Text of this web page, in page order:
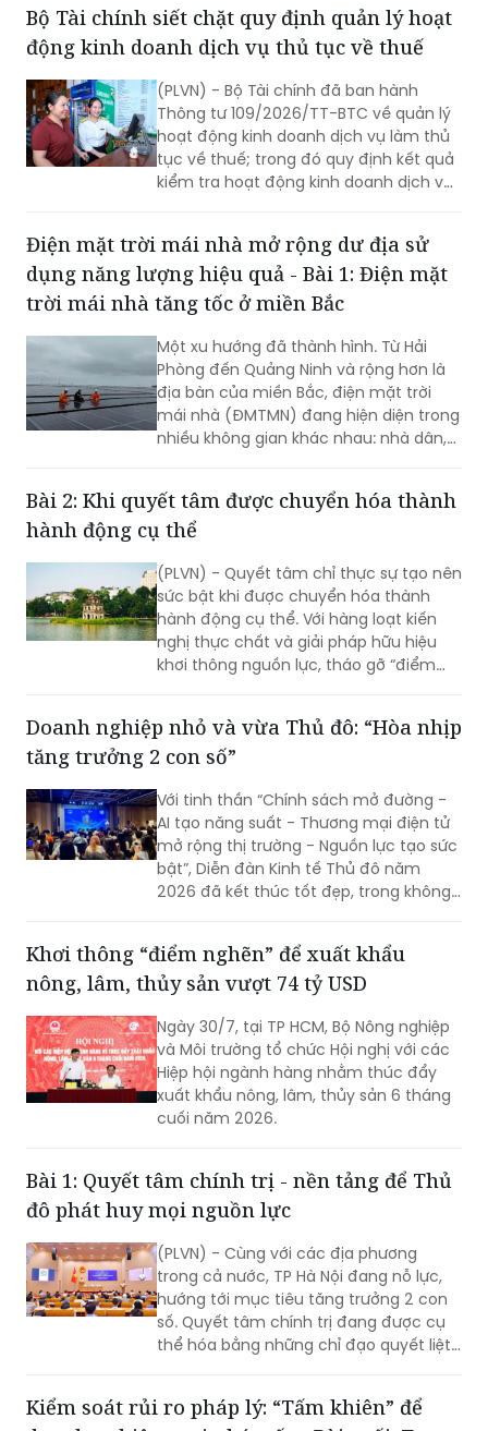
nhiều mục tiêu trong cái nhìn mới về sử
dụng năng lượng hiệu quả.
Bộ Tài chính siết chặt quy định quản lý hoạt
động kinh doanh dịch vụ thủ tục về thuế
(PLVN) - Bộ Tài chính đã ban hành
Thông tư 109/2026/TT-BTC về quản lý
hoạt động kinh doanh dịch vụ làm thủ
tục về thuế; trong đó quy định kết quả
kiểm tra hoạt động kinh doanh dịch vụ
Điện mặt trời mái nhà mở rộng dư địa sử
dụng năng lượng hiệu quả - Bài 1: Điện mặt
trời mái nhà tăng tốc ở miền Bắc
Một xu hướng đã thành hình. Từ Hải
Phòng đến Quảng Ninh và rộng hơn là
địa bàn của miền Bắc, điện mặt trời
mái nhà (ĐMTMN) đang hiện diện trong
nhiều không gian khác nhau: nhà dân,
thống đã vận hành đang chứng minh
được giá trị thực tế…
Bài 2: Khi quyết tâm được chuyển hóa thành
hành động cụ thể
(PLVN) - Quyết tâm chỉ thực sự tạo nên
sức bật khi được chuyển hóa thành
hành động cụ thể. Với hàng loạt kiến
nghị thực chất và giải pháp hữu hiệu
khơi thông nguồn lực, tháo gỡ “điểm
Nội sẽ tạo nền tảng để mở rộng không
gian phát triển, hiện thực hóa mục tiêu
Doanh nghiệp nhỏ và vừa Thủ đô: “Hòa nhịp
tăng trưởng 2 con số”
Với tinh thần “Chính sách mở đường -
AI tạo năng suất - Thương mại điện tử
mở rộng thị trường - Nguồn lực tạo sức
bật”, Diễn đàn Kinh tế Thủ đô năm
2026 đã kết thúc tốt đẹp, trong không
Khơi thông “điểm nghẽn” để xuất khẩu
nông, lâm, thủy sản vượt 74 tỷ USD
Ngày 30/7, tại TP HCM, Bộ Nông nghiệp
và Môi trường tổ chức Hội nghị với các
Hiệp hội ngành hàng nhằm thúc đẩy
xuất khẩu nông, lâm, thủy sản 6 tháng
cuối năm 2026.
Bài 1: Quyết tâm chính trị - nền tảng để Thủ
đô phát huy mọi nguồn lực
(PLVN) - Cùng với các địa phương
trong cả nước, TP Hà Nội đang nỗ lực,
hướng tới mục tiêu tăng trưởng 2 con
số. Quyết tâm chính trị đang được cụ
thể hóa bằng những chỉ đạo quyết liệt,
động lực quan trọng để TP khơi dậy
Kiểm soát rủi ro pháp lý: “Tấm khiên” để